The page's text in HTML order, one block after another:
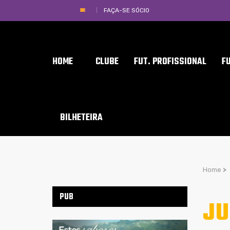
FAÇA-SE SÓCIO
HOME CLUBE FUT. PROFISSIONAL
BILHETEIRA
Home >
PUB